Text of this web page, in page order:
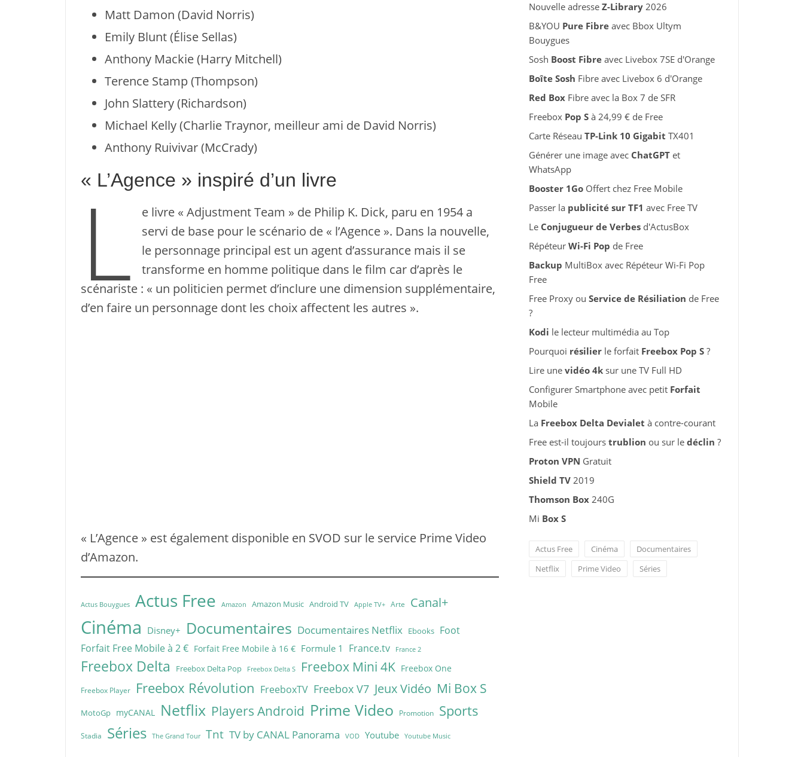
Matt Damon (David Norris)
Emily Blunt (Élise Sellas)
Anthony Mackie (Harry Mitchell)
Terence Stamp (Thompson)
John Slattery (Richardson)
Michael Kelly (Charlie Traynor, meilleur ami de David Norris)
Anthony Ruivivar (McCrady)
« L’Agence » inspiré d’un livre
L
e livre « Adjustment Team » de Philip K. Dick, paru en 1954 a
servi de base pour le scénario de « l’Agence ». Dans la nouvelle,
le personnage principal est un agent d’assurance mais il se
transforme en homme politique dans le film car d’après le
scénariste : « un politicien permet d’inclure une dimension supplémentaire,
d’en faire un personnage dont les choix affectent les autres ».
« L’Agence » est également disponible en SVOD sur le service Prime Video
d’Amazon.
Actus Bouygues Actus Free Amazon Amazon Music Android TV Apple TV+ Arte Canal+
Cinéma Disney+ Documentaires Documentaires Netflix Ebooks Foot
Forfait Free Mobile à 2 € Forfait Free Mobile à 16 € Formule 1 France.tv France 2
Freebox Delta Freebox Delta Pop Freebox Delta S Freebox Mini 4K Freebox One
Freebox Player Freebox Révolution FreeboxTV Freebox V7 Jeux Vidéo Mi Box S
MotoGp myCANAL Netflix Players Android Prime Video Promotion Sports
Stadia Séries The Grand Tour Tnt TV by CANAL Panorama VOD Youtube Youtube Music
Nouvelle adresse Z-Library2026
B&YOU Pure Fibreavec Bbox Ultym
Bouygues
Sosh Boost Fibreavec Livebox 7SE d'Orange
Boîte Sosh Fibre avec Livebox 6 d'Orange
Red BoxFibre avec la Box 7 de SFR
Freebox Pop Sà 24,99 € de Free
Carte Réseau TP-Link 10 Gigabit TX401
Générer une image avec ChatGPTet
WhatsApp
Booster 1GoOffert chez Free Mobile
Passer la publicité sur TF1 avec Free TV
Le Conjugueur de Verbesd'ActusBox
Répéteur Wi-Fi Pop de Free
Backup MultiBox avec Répéteur Wi-Fi Pop
Free
Free Proxy ou Service de Résiliation de Free
?
Kodi le lecteur multimédia au Top
Pourquoi résilierle forfait Freebox Pop S?
Lire une vidéo 4ksur une TV Full HD
Configurer Smartphone avec petit Forfait
Mobile
La Freebox Delta Devialet à contre-courant
Free est-il toujours trublion ou sur le déclin ?
Proton VPN Gratuit
Shield TV2019
Thomson Box240G
Mi Box S
Actus Free Cinéma
Documentaires
Netflix
Prime Video Séries